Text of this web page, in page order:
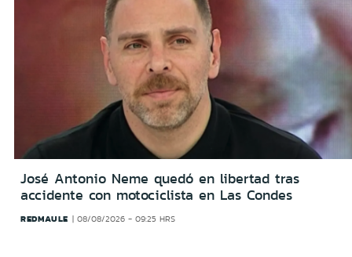
José Antonio Neme quedó en libertad tras
accidente con motociclista en Las Condes
REDMAULE 08/08/2026 - 09:25 HRS